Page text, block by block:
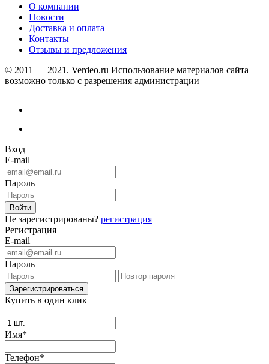
О компании
Новости
Доставка и оплата
Контакты
Отзывы и предложения
© 2011 — 2021. Verdeo.ru Использование материалов сайта
возможно только с разрешения администрации
Вход
E-mail
Пароль
Не зарегистрированы? регистрация
Регистрация
E-mail
Пароль
Купить в один клик
Имя*
Телефон*